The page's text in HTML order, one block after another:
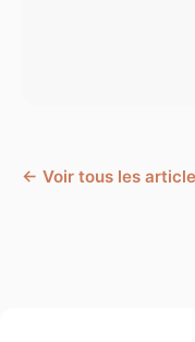
← Voir tous les